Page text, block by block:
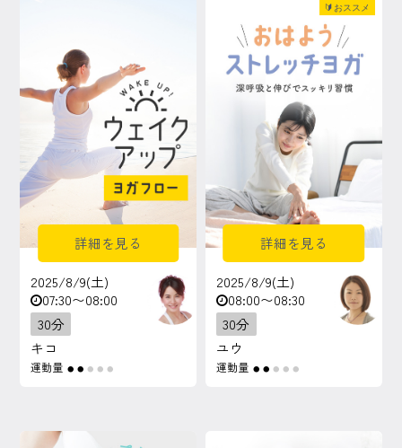
詳細を見る
2025/8/9(土)
07:30〜08:00
30分
キコ
運動量 ● ● ● ● ●
🔰おススメ
詳細を見る
2025/8/9(土)
08:00〜08:30
30分
ユウ
運動量 ● ● ● ● ●